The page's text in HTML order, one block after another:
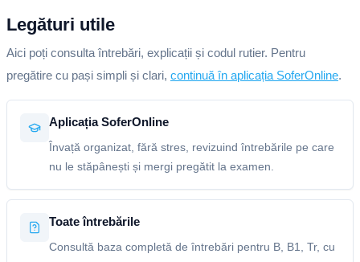
Legături utile
Aici poți consulta întrebări, explicații și codul rutier. Pentru
pregătire cu pași simpli și clari, continuă în aplicația SoferOnline.
Aplicația SoferOnline
Învață organizat, fără stres, revizuind întrebările pe care
nu le stăpânești și mergi pregătit la examen.
Toate întrebările
Consultă baza completă de întrebări pentru B, B1, Tr, cu